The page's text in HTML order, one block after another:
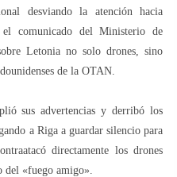
desviando la atención hacia
comunicado del Ministerio de
Letonia no solo drones, sino
de la OTAN.
sus advertencias y derribó los
a Riga a guardar silencio para
directamente los drones
del «fuego amigo».